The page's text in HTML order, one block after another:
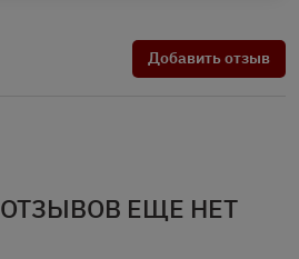
Добавить отзыв
ОТЗЫВОВ ЕЩЕ НЕТ